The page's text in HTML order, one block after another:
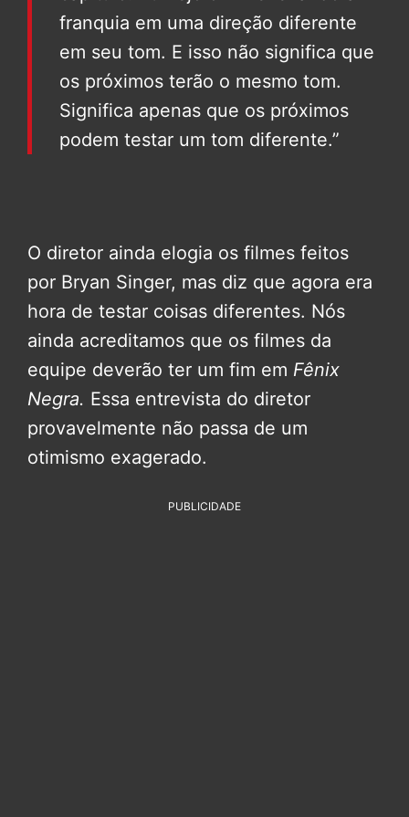
franquia em uma direção diferente
em seu tom. E isso não significa que
os próximos terão o mesmo tom.
Significa apenas que os próximos
podem testar um tom diferente.”
O diretor ainda elogia os filmes feitos
por Bryan Singer, mas diz que agora era
hora de testar coisas diferentes. Nós
ainda acreditamos que os filmes da
equipe deverão ter um fim em Fênix
Negra. Essa entrevista do diretor
provavelmente não passa de um
otimismo exagerado.
PUBLICIDADE